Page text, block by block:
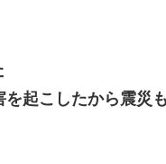
起こしたから震災